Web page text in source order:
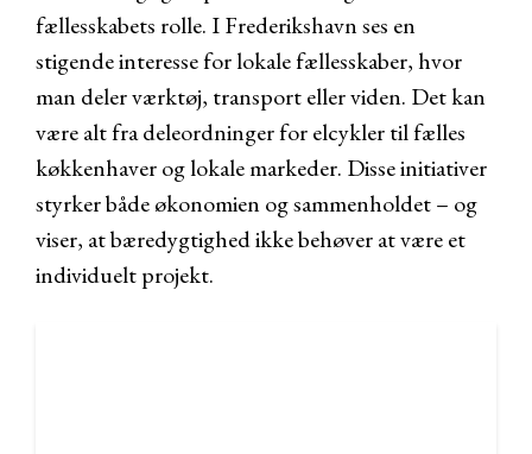
fællesskabets rolle. I Frederikshavn ses en
stigende interesse for lokale fællesskaber, hvor
man deler værktøj, transport eller viden. Det kan
være alt fra deleordninger for elcykler til fælles
køkkenhaver og lokale markeder. Disse initiativer
styrker både økonomien og sammenholdet – og
viser, at bæredygtighed ikke behøver at være et
individuelt projekt.